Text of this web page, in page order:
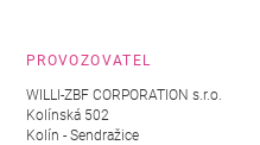
PROVOZOVATEL
WILLI-ZBF CORPORATION s.r.o.
Kolínská 502
Kolín - Sendražice